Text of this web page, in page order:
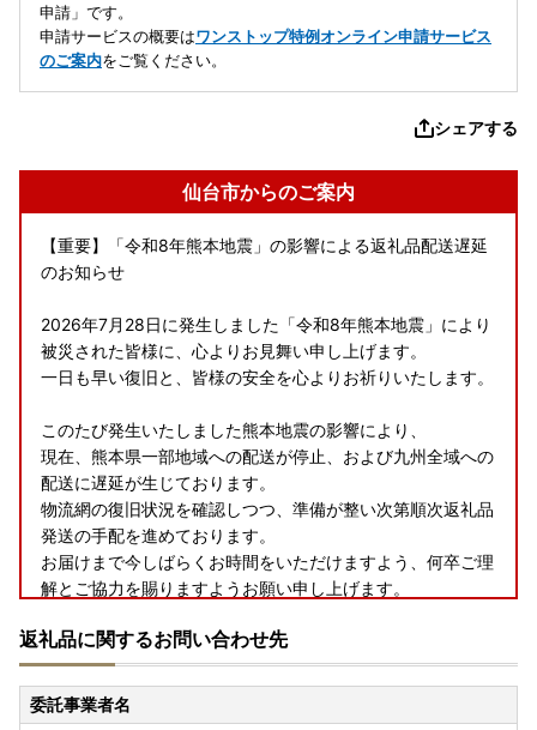
申請」です。
申請サービスの概要はワンストップ特例オンライン申請サービス
のご案内をご覧ください。
シェアする
仙台市からのご案内
【重要】「令和8年熊本地震」の影響による返礼品配送遅延
のお知らせ
2026年7月28日に発生しました「令和8年熊本地震」により
被災された皆様に、心よりお見舞い申し上げます。
一日も早い復旧と、皆様の安全を心よりお祈りいたします。
このたび発生いたしました熊本地震の影響により、
現在、熊本県一部地域への配送が停止、および九州全域への
配送に遅延が生じております。
物流網の復旧状況を確認しつつ、準備が整い次第順次返礼品
発送の手配を進めております。
お届けまで今しばらくお時間をいただけますよう、何卒ご理
解とご協力を賜りますようお願い申し上げます。
返礼品に関するお問い合わせ先
委託事業者名